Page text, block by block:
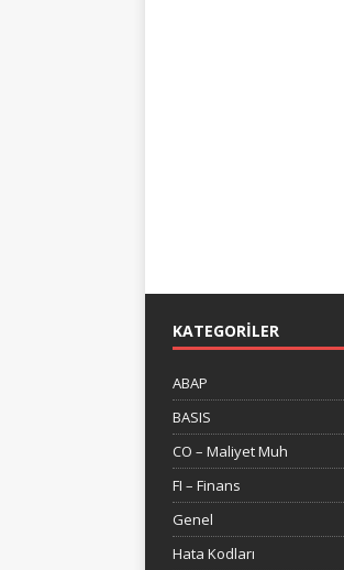
KATEGORILER
ABAP
BASIS
CO – Maliyet Muh
FI – Finans
Genel
Hata Kodları